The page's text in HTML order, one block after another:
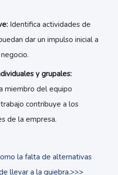
Identifica actividades de
dar un impulso inicial a
y grupales:
miembro del equipo
contribuye a los
de la empresa.
la falta de alternativas
llevar a la quiebra.>>>